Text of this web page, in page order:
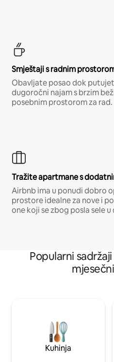
Smještaji s radnim
Obavljate posao dok
dugoročni najam s brzim
posebnim prostorom za rad.
Tražite apartmane s
Airbnb ima u ponudi dobro
prostore idealne za nove i
one koji se zbog posla sele
Popularni
Kuhinja